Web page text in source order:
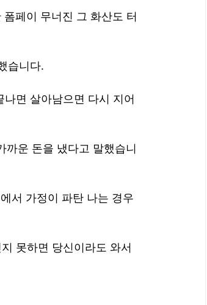
페이 무너진 그 화산도 터
습니다.
면 살아남으면 다시 지어
까운 돈을 냈다고 말했습니
서 가정이 파탄 나는 경우
못하면 당신이라도 와서